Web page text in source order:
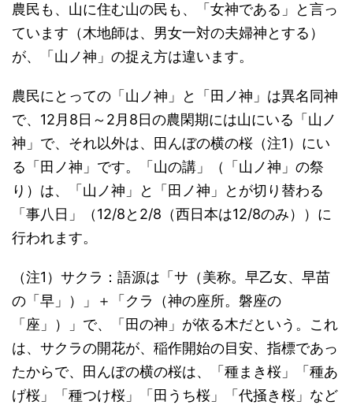
農民も、山に住む山の民も、「女神である」と言っ
ています（木地師は、男女一対の夫婦神とする）
が、「山ノ神」の捉え方は違います。
農民にとっての「山ノ神」と「田ノ神」は異名同神
で、12月8日～2月8日の農閑期には山にいる「山ノ
神」で、それ以外は、田んぼの横の桜（注1）にい
る「田ノ神」です。「山の講」（「山ノ神」の祭
り）は、「山ノ神」と「田ノ神」とが切り替わる
「事八日」（12/8と2/8（西日本は12/8のみ））に
行われます。
（注1）サクラ：語源は「サ（美称。早乙女、早苗
の「早」）」＋「クラ（神の座所。磐座の
「座」）」で、「田の神」が依る木だという。これ
は、サクラの開花が、稲作開始の目安、指標であっ
たからで、田んぼの横の桜は、「種まき桜」「種あ
げ桜」「種つけ桜」「田うち桜」「代掻き桜」など